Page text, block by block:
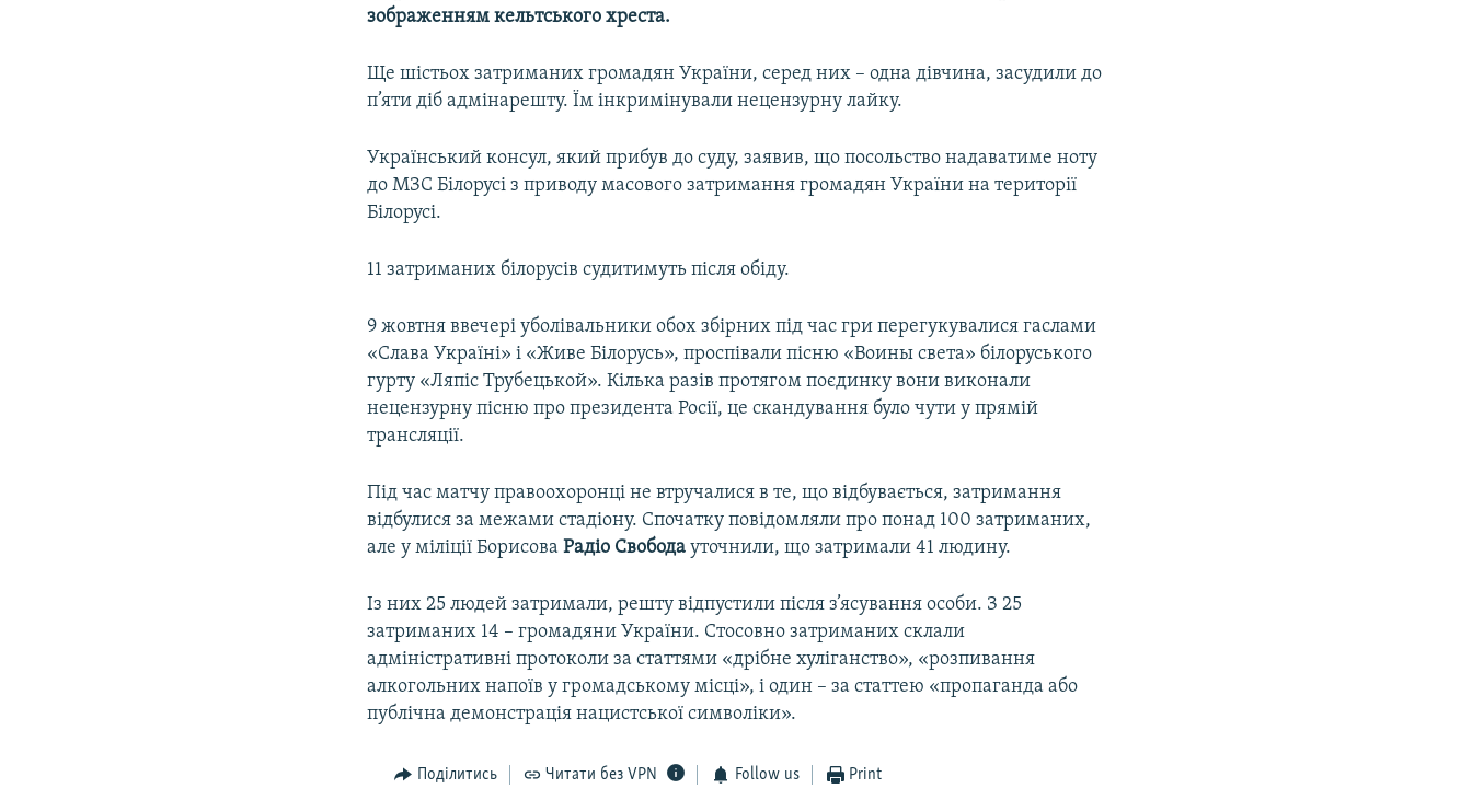
зображенням кельтського хреста.
Ще шістьох затриманих громадян України, серед них – одна дівчина, засудили до
п’яти діб адмінарешту. Їм інкримінували нецензурну лайку.
Український консул, який прибув до суду, заявив, що посольство надаватиме ноту
до МЗС Білорусі з приводу масового затримання громадян України на території
Білорусі.
11 затриманих білорусів судитимуть після обіду.
9 жовтня ввечері уболівальники обох збірних під час гри перегукувалися гаслами
«Слава Україні» і «Живе Білорусь», проспівали пісню «Воины света» білоруського
гурту «Ляпіс Трубецькой». Кілька разів протягом поєдинку вони виконали
нецензурну пісню про президента Росії, це скандування було чути у прямій
трансляції.
Під час матчу правоохоронці не втручалися в те, що відбувається, затримання
відбулися за межами стадіону. Спочатку повідомляли про понад 100 затриманих,
але у міліції БорисоваРадіо Свобода уточнили, що затримали 41 людину.
Із них 25 людей затримали, решту відпустили після з’ясування особи. З 25
затриманих 14 – громадяни України. Стосовно затриманих склали
адміністративні протоколи за статтями «дрібне хуліганство», «розпивання
алкогольних напоїв у громадському місці», і один – за статтею «пропаганда або
публічна демонстрація нацистської символіки».
Поділитись Читати без VPN Follow us Print